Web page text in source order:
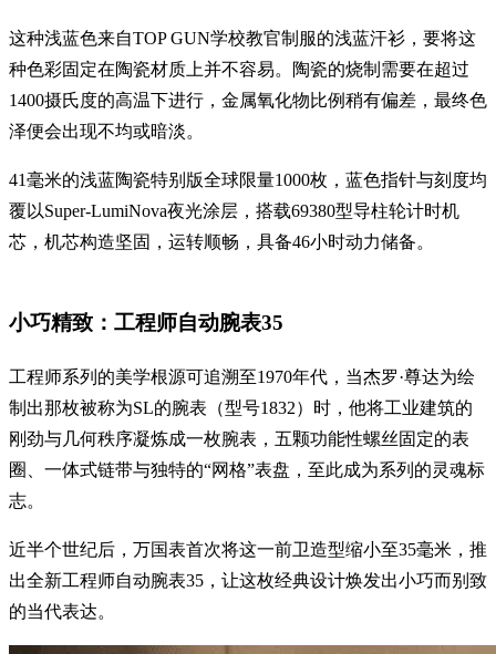
这种浅蓝色来自TOP GUN学校教官制服的浅蓝汗衫，要将这
种色彩固定在陶瓷材质上并不容易。陶瓷的烧制需要在超过
1400摄氏度的高温下进行，金属氧化物比例稍有偏差，最终色
泽便会出现不均或暗淡。
41毫米的浅蓝陶瓷特别版全球限量1000枚，蓝色指针与刻度均
覆以Super-LumiNova夜光涂层，搭载69380型导柱轮计时机
芯，机芯构造坚固，运转顺畅，具备46小时动力储备。
小巧精致：工程师自动腕表35
工程师系列的美学根源可追溯至1970年代，当杰罗·尊达为绘
制出那枚被称为SL的腕表（型号1832）时，他将工业建筑的
刚劲与几何秩序凝炼成一枚腕表，五颗功能性螺丝固定的表
圈、一体式链带与独特的“网格”表盘，至此成为系列的灵魂标
志。
近半个世纪后，万国表首次将这一前卫造型缩小至35毫米，推
出全新工程师自动腕表35，让这枚经典设计焕发出小巧而别致
的当代表达。